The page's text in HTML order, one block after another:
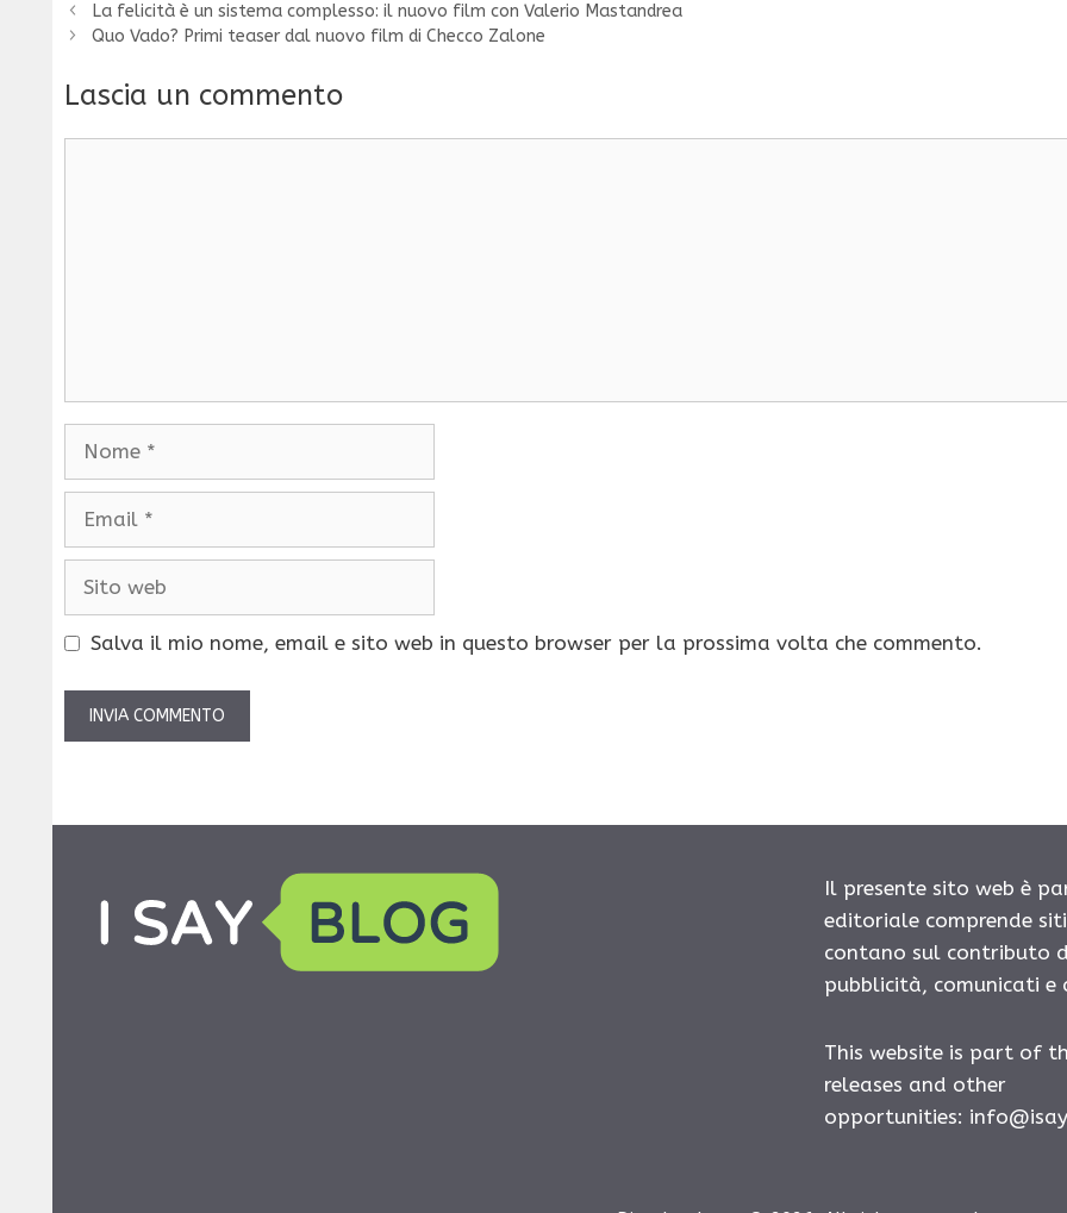
La felicità è un sistema complesso: il nuovo film con Valerio Mastandrea
Quo Vado? Primi teaser dal nuovo film di Checco Zalone
Lascia un commento
Nome
Email
Sito
Salva il mio nome, email e sito web in questo browser per la prossima volta che commento.
Il presente sito web è
editoriale comprende
contano sul contributo
pubblicità, comunicati
This website is part of
releases and other
opportunities: